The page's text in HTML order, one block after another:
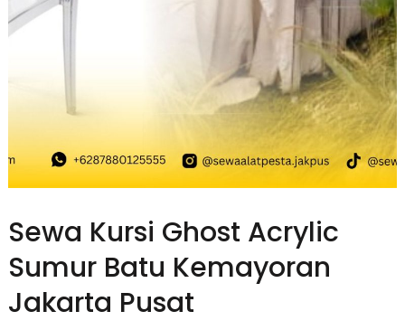
Sewa Kursi Ghost Acrylic
Sumur Batu Kemayoran
Jakarta Pusat